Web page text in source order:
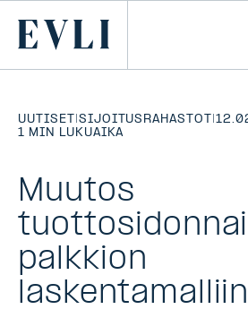
Primary
UUTISET |SIJOITUSRAHASTOT |
1 MIN LUKUAIKA
Muutos
palkkion
laskentamalliin